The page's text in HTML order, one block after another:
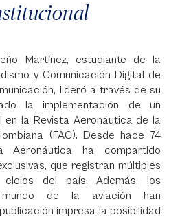
Martínez, estudiante de la
y Comunicación Digital de
lideró a través de su
la implementación de un
en la Revista Aeronáutica de la
(FAC). Desde hace 74
Aeronáutica ha compartido
que registran múltiples
del país. Además, los
de la aviación han
impresa la posibilidad